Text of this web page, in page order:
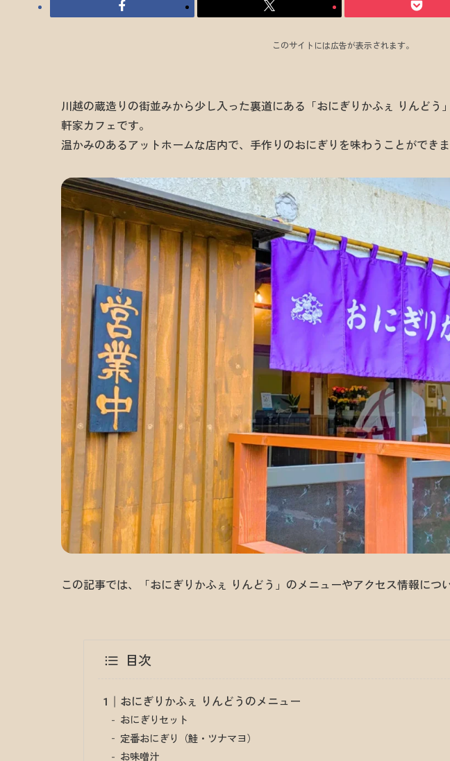
このサイトには広告が表示されます。
川越の蔵造りの街並みから少し入った裏道にある「おにぎりかふぇ りんどう
軒家カフェです。
温かみのあるアットホームな店内で、手作りのおにぎりを味わうことができま
この記事では、「おにぎりかふぇ りんどう」のメニューやアクセス情報につ
目次
おにぎりかふぇ りんどうのメニュー
おにぎりセット
定番おにぎり（鮭・ツナマヨ）
お味噌汁